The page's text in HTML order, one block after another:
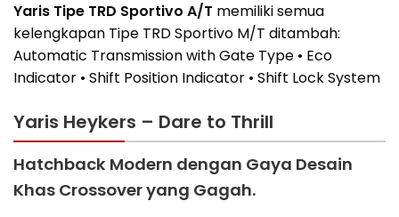
Yaris Tipe TRD Sportivo A/T memiliki semua
kelengkapan Tipe TRD Sportivo M/T ditambah:
Automatic Transmission with Gate Type • Eco
Indicator • Shift Position Indicator • Shift Lock System
Yaris Heykers – Dare to Thrill
Hatchback Modern dengan Gaya Desain
Khas Crossover yang Gagah.